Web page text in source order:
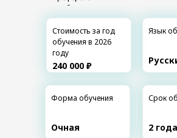
собеседование
Срок
2 года
Форма обучения
Очная
Язык
Стоимость за год
обучения в 2026
году
240 000 ₽